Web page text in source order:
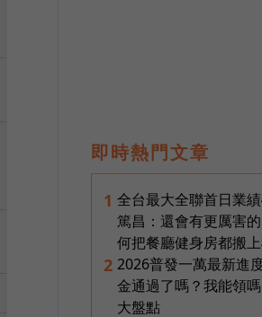
即時熱門文章
1 全台最大全聯首日業
篤昌：還會有更厲害
何把餐廳健身房都搬上
2 2026普發一萬最新進
金通過了嗎？我能領
大盤點